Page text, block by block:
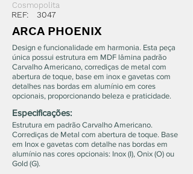
REF: 3047
Cosmopolita
ARCA PHOENIX
Design e funcionalidade em harmonia. Esta peça
única possui estrutura em MDF lâmina padrão
Carvalho Americano, corrediças de metal com
abertura de toque, base em inox e gavetas com
detalhes nas bordas em alumínio em cores
opcionais, proporcionando beleza e praticidade.
Especificações:
Estrutura em padrão Carvalho Americano.
Corrediças de Metal com abertura de toque. Base
em Inox e gavetas com detalhe nas bordas em
alumínio nas cores opcionais: Inox (I), Onix (O) ou
Gold (G).